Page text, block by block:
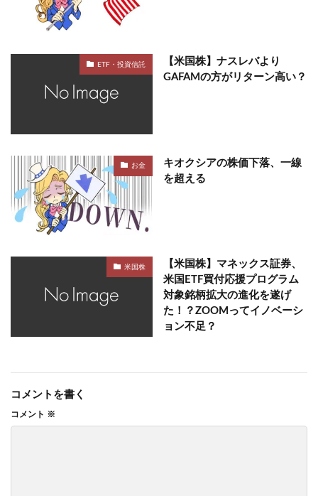
ETF・投資信託
【米国株】ナスレバより
GAFAMの方がリターン高い？
お金
キオクシアの株価下落、一線
を超える
米国株
【米国株】マネックス証券、
米国ETF買付応援プログラム
対象銘柄拡大の進化を遂げ
た！？ZOOMってイノベーシ
ョン不足？
コメントを書く
コメント ※